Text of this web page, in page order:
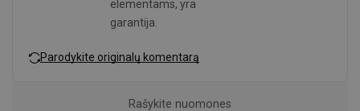
elementams, yra
garantija.
Parodykite originalų komentarą
Rašykite nuomones